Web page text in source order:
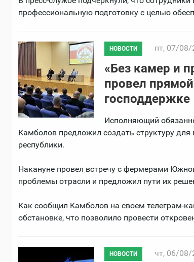
профессиональную подготовку с целью
НОВОСТИ пт, 07/08/
«Без камер и
провел
господдержке
Исполняющий
Камболов предложил создать структуру для
республики.
Накануне провел встречу с фермерами
проблемы отрасли и предложил пути их
Как сообщил Камболов на своем телеграм-
обстановке, что позволило провести
НОВОСТИ
чт, 06/08/